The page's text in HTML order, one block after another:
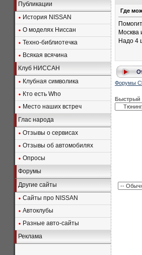
Публикации
История NISSAN
О моделях Ниссан
Техно-библиотечка
Всякая всячина
Клуб НИССАН
Клубная символика
Кто есть Who
Место наших встреч
Глас народа
Отзывы о сервисах
Отзывы об автомобилях
Опросы
Форумы
Другие сайты
Сайты про NISSAN
Автоклубы
Разные авто-сайты
Реклама
Где
Москва
Надо 4
Форумы
Быстрый